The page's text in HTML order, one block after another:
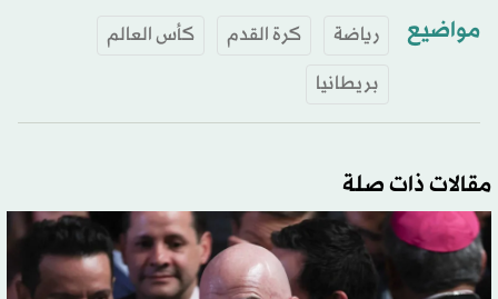
مواضيع رياضة كرة القدم
كأس العالم
بريطانيا
مقالات ذات صلة